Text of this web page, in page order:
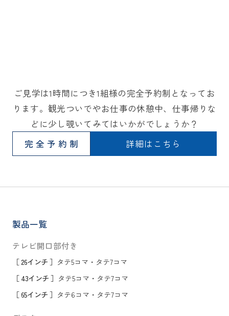
ご見学は1時間につき1組様の完全予約制となってお
ります。観光ついでやお仕事の休憩中、仕事帰りな
どに少し覗いてみてはいかがでしょうか？
完全予約制
詳細はこちら
製品一覧
テレビ開口部付き
［ 26インチ ］ タテ5コマ ・ タテ7コマ
［ 43インチ ］ タテ5コマ ・ タテ7コマ
［ 65インチ ］ タテ6コマ ・ タテ7コマ